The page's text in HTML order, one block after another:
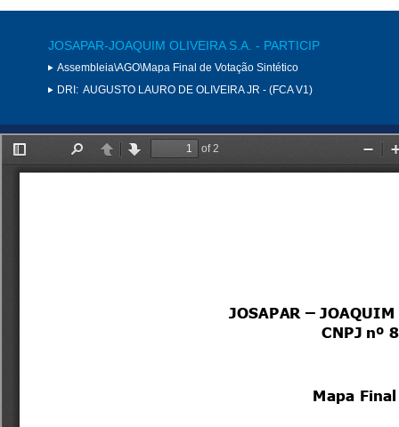
JOSAPAR-JOAQUIM OLIVEIRA S.A. - PARTICIP
Assembleia\AGO\Mapa Final de Votação Sintético
DRI: AUGUSTO LAURO DE OLIVEIRA JR - (FCA V1)